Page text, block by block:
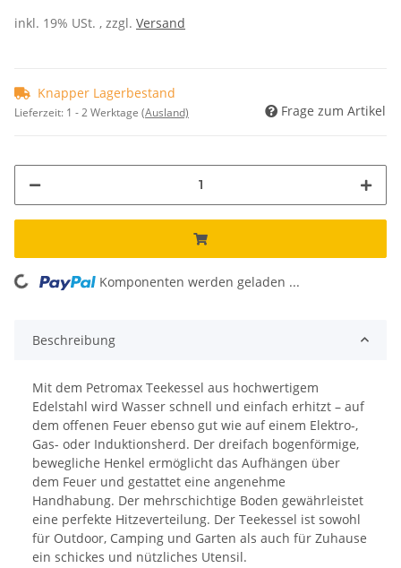
inkl. 19% USt. , zzgl. Versand
Knapper Lagerbestand
Lieferzeit: 1 - 2 Werktage (Ausland) Frage zum Artikel
Loading... Komponenten werden geladen ...
Beschreibung
Mit dem Petromax Teekessel aus hochwertigem
Edelstahl wird Wasser schnell und einfach erhitzt – auf
dem offenen Feuer ebenso gut wie auf einem Elektro-,
Gas- oder Induktionsherd. Der dreifach bogenförmige,
bewegliche Henkel ermöglicht das Aufhängen über
dem Feuer und gestattet eine angenehme
Handhabung. Der mehrschichtige Boden gewährleistet
eine perfekte Hitzeverteilung. Der Teekessel ist sowohl
für Outdoor, Camping und Garten als auch für Zuhause
ein schickes und nützliches Utensil.